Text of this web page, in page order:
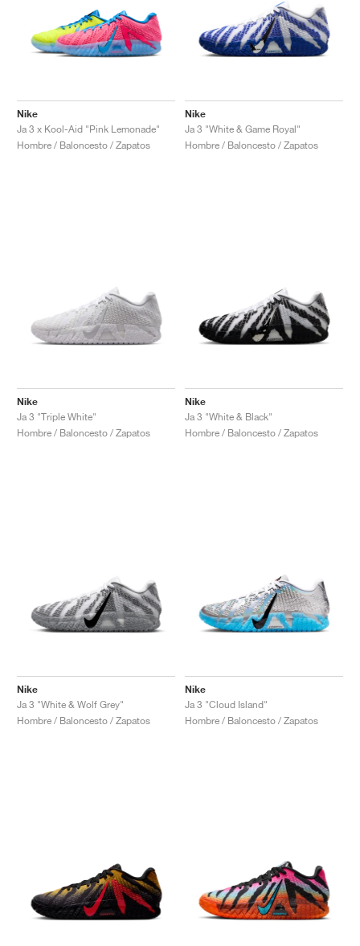
Nike
Ja 3 x Kool-Aid "Pink Lemonade"
Hombre / Baloncesto / Zapatos
Nike
Ja 3 "White & Game Royal"
Hombre / Baloncesto / Zapatos
Nike
Ja 3 "Triple White"
Hombre / Baloncesto / Zapatos
Nike
Ja 3 "White & Black"
Hombre / Baloncesto / Zapatos
Nike
Ja 3 "White & Wolf Grey"
Hombre / Baloncesto / Zapatos
Nike
Ja 3 "Cloud Island"
Hombre / Baloncesto / Zapatos